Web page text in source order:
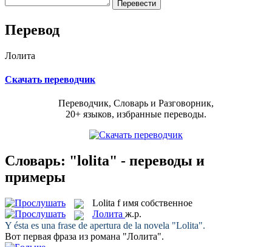
Перевод
Лолита
Скачать переводчик
Переводчик, Словарь и Разговорник,
20+ языков, избранные переводы.
Словарь: "lolita" - переводы и
примеры
Lolita f имя собственное
Лолита ж.р.
Y ésta es una frase de apertura de la novela "Lolita".
Вот первая фраза из романа "Лолита".